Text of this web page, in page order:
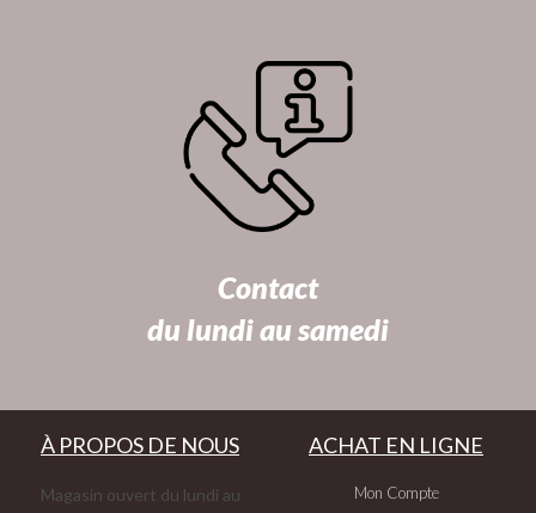
Contact
du lundi au samedi
À PROPOS DE NOUS
Magasin ouvert du lundi au
ACHAT EN LIGNE
Mon Compte